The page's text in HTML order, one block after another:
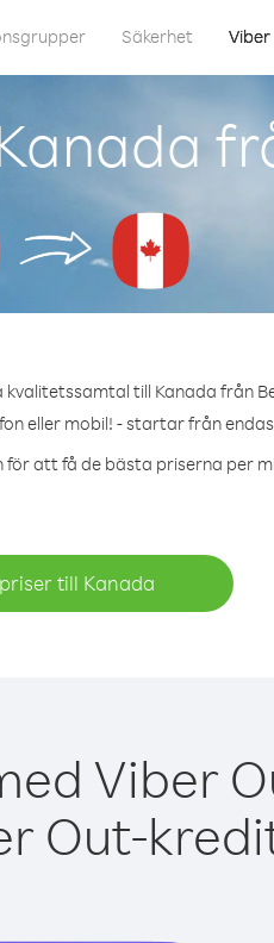
Säkerhet
kvalitetssamtal till Kanada från
eller mobil! - startar från
att få de bästa priserna per
till Kanada
Viber
Out-